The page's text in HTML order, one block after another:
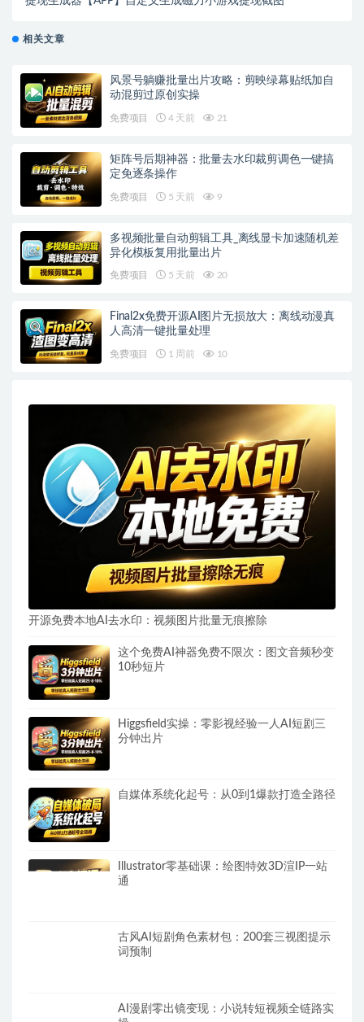
相关文章
风景号躺赚批量出片攻略：剪映绿幕贴纸加自
动混剪过原创实操
免费项目 4 天前 21
矩阵号后期神器：批量去水印裁剪调色一键搞
定免逐条操作
免费项目 5 天前 9
多视频批量自动剪辑工具_离线显卡加速随机差
异化模板复用批量出片
免费项目 5 天前 20
Final2x免费开源AI图片无损放大：离线动漫真
人高清一键批量处理
免费项目 1 周前 10
开源免费本地AI去水印：视频图片批量无痕擦除
这个免费AI神器免费不限次：图文音频秒变
10秒短片
Higgsfield实操：零影视经验一人AI短剧三
分钟出片
自媒体系统化起号：从0到1爆款打造全路径
Illustrator零基础课：绘图特效3D渲IP一站
通
古风AI短剧角色素材包：200套三视图提示
词预制
AI漫剧零出镜变现：小说转短视频全链路实